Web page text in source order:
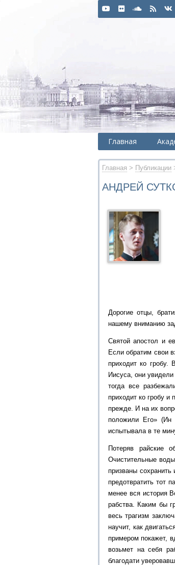
Главная
Главная > Публикации
АНДРЕЙ
Дорогие отцы,
нашему вниманию
Святой апостол и
Если обратим свои
приходит ко гробу.
Иисуса, они
тогда все
приходит ко гробу и
прежде. И на их
положили Его» (Ин
испытывала в те
Потеряв райские
Очистительные
призваны
предотвратить тот
менее вся история
рабства. Каким бы
весь трагизм
научит, как
примером покажет,
возьмет на себя
благодати